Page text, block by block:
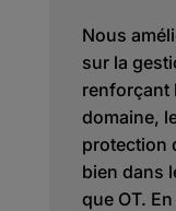
Nous
sur la
renforçant
domaine,
protection
bien dans
que OT.